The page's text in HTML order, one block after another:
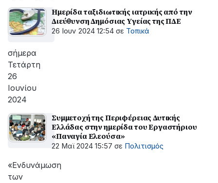
Ημερίδα ταξιδιωτικής ιατρικής από την
Διεύθυνση Δημόσιας Υγείας της ΠΔΕ
26 Ιουν 2024 12:54 σε Τοπικά
σήμερα
Τετάρτη
26
Ιουνίου
2024
Συμμετοχή της Περιφέρειας Δυτικής
Ελλάδας στην ημερίδα του Εργαστήριου
«Παναγία Ελεούσα»
22 Μαϊ 2024 15:57 σε Πολιτισμός
«Ενδυνάμωση
των